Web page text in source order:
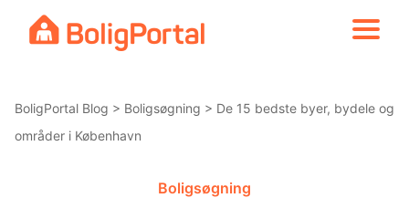
BoligPortal Blog > Boligsøgning > De 15 bedste byer, bydele og
områder i København
Boligsøgning